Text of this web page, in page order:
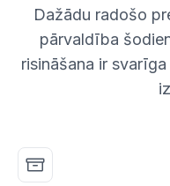
Dažādu radošo
pārvaldība
risināšana ir